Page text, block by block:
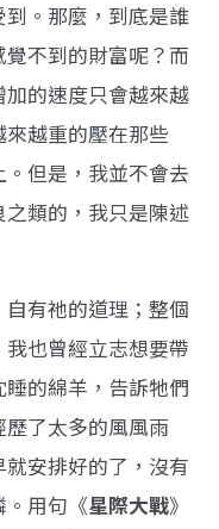
。那麼，到底是誰
不到的財富呢？而
的速度只會越來越
越重的壓在那些
。但是，我並不會去
類的，我只是陳述
有祂的道理；整個
也曾經立志想要帶
的綿羊，告訴牠們
了太多的風風雨
安排好的了，沒有
用句《星際大戰》